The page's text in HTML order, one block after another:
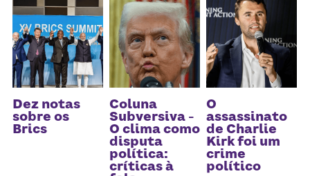
Dez notas
sobre os
Brics
Coluna
Subversiva -
O clima como
disputa
política:
críticas à
O
assassinato
de Charlie
Kirk foi um
crime
político